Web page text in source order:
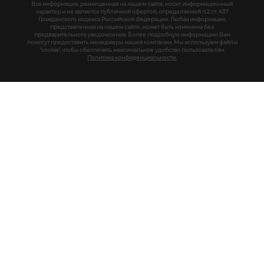
Вся информация, размещенная на нашем сайте, носит информационный
характер и не является публичной офертой, определяемой п.2 ст. 437
Гражданского кодекса Российской Федерации. Любая информация,
представленная на нашем сайте, может быть изменена без
предварительного уведомления. Более подробную информацию Вам
помогут предоставить менеджеры нашей компании. Мы используем файлы
"cookie", чтобы обеспечить максимальное удобство пользователям.
Политика конфиденциальности.